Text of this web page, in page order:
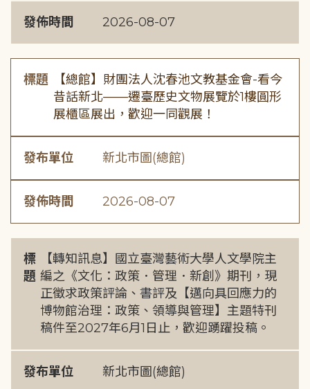
發佈時間 2026-08-07
標題
【總館】財團法人沈春池文教基金會-看今
昔話新北——遷臺歷史文物展覽於1樓圓形
展櫃區展出，歡迎一同觀展！
發布單位 新北市圖(總館)
發佈時間 2026-08-07
標
題
【轉知訊息】國立臺灣藝術大學人文學院主
編之《文化：政策．管理．新創》期刊，現
正徵求政策評論、書評及【邁向具回應力的
博物館治理：政策、領導與管理】主題特刊
稿件至2027年6月1日止，歡迎踴躍投稿。
發布單位 新北市圖(總館)